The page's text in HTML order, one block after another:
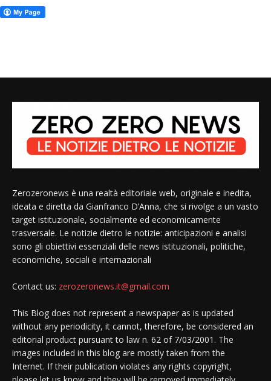
Zerozeronews è una realtà editoriale web, originale e inedita,
ideata e diretta da Gianfranco D’Anna, che si rivolge a un vasto
target istituzionale, socialmente ed economicamente
trasversale. Le notizie dietro le notizie: anticipazioni e analisi
sono gli obiettivi essenziali delle news istituzionali, politiche,
economiche, sociali e internazionali
Contact us: zerozeronews.it@gmail.com
This Blog does not represent a newspaper as is updated
without any periodicity, it cannot, therefore, be considered an
editorial product pursuant to law n. 62 of 7/03/2001. The
images included in this blog are mostly taken from the
Internet. If their publication violates any rights copyright,